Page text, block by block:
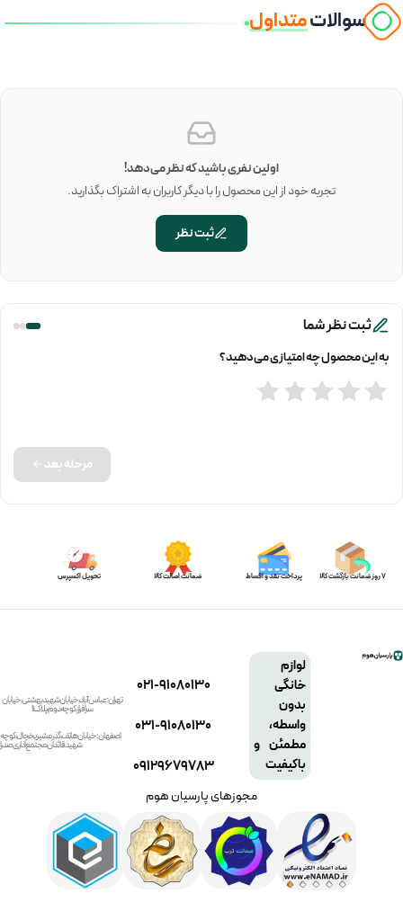
سوالاتمتداول
اولین نفری باشید که نظر می‌دهد!
تجربه خود از این محصول را با دیگر کاربران به اشتراک بگذارید.
ثبت نظر
ثبت نظر شما
به این محصول چه امتیازی می‌دهید؟
مرحله بعد
7 روز ضمانت بازگشت کالا پرداخت نقد و اقساط ضمانت اصالت کالا تحویل اکسپرس
لوازم
خانگی
بدون
واسطه،
مطمئن و
باکیفیت
021-91080130
031-91080130
09129679783
تهران: عباس آباد، خیابان شهید بهشتی، خیابان
سرافراز، کوچه دوم، پلاک 11
اصفهان: خیابان هاتف، گذر مشیر یخچال، کوچه
شهید قائدان، مجتمع اداری صدرا
مجوزهای پارسیان هوم